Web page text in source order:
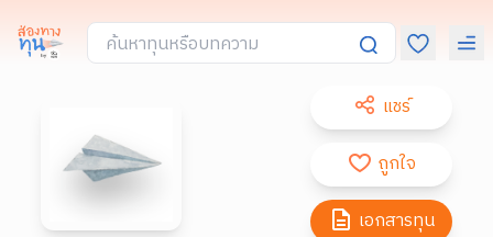
แชร์
ถูกใจ
เอกสารทุน